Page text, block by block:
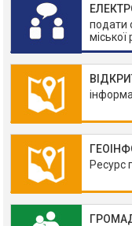
подати
міської
Ресурс